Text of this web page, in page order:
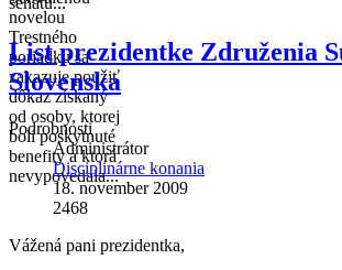
novelou
Trestného
poriadku sa
zakazuje použiť
dôkaz získaný
od osoby, ktorej
boli poskytnuté
benefity a ktorá
nevypovedala...
List prezidentke Združenia
Slovenska
Podrobnosti
Administrátor
Disciplinárne konania
18. november 2009
2468
Vážená pani prezidentka,